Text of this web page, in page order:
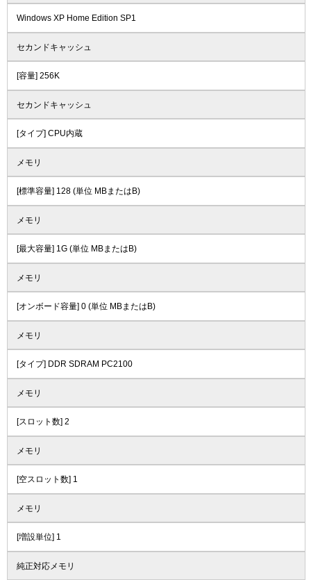
Windows XP Home Edition SP1
セカンドキャッシュ
[容量] 256K
セカンドキャッシュ
[タイプ] CPU内蔵
メモリ
[標準容量] 128 (単位 MBまたはB)
メモリ
[最大容量] 1G (単位 MBまたはB)
メモリ
[オンボード容量] 0 (単位 MBまたはB)
メモリ
[タイプ] DDR SDRAM PC2100
メモリ
[スロット数] 2
メモリ
[空スロット数] 1
メモリ
[増設単位] 1
純正対応メモリ